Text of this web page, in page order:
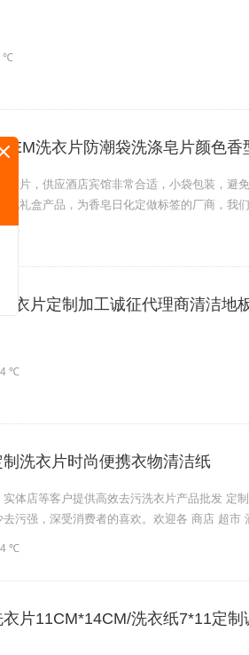
℃
洗衣片防潮袋洗涤皂片颜色香
衣片，供应酒店宾馆非常合适，小袋包装，避
花礼盒产品，为香皂日化定做标签的厂商，我
...
℃
衣片定制加工诚征代理商清洁地
℃
洗衣片时尚便携衣物清洁纸
体店等客户提供高效去污洗衣片产品批发 定
污强，深受消费者的喜欢。欢迎各 商店 超市
℃
片11CM*14CM/洗衣纸7*11定制